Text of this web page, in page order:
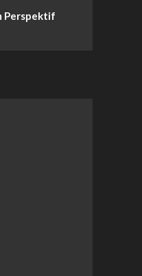
Perspektif